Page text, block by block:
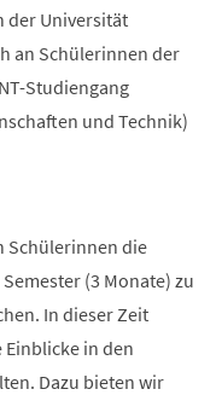
der Universität
an Schülerinnen der
Studiengang
und Technik)
Schülerinnen die
(3 Monate) zu
In dieser Zeit
in den
Dazu bieten wir